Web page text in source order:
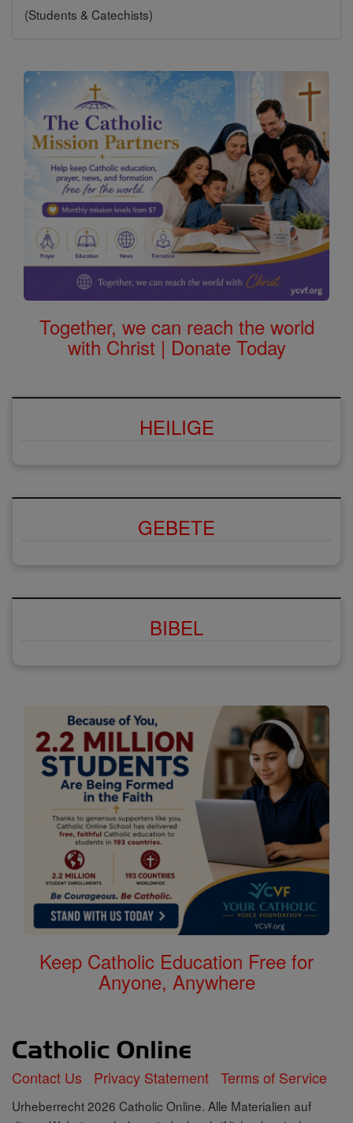
(Students & Catechists)
Together, we can reach the world
with Christ | Donate Today
HEILIGE
GEBETE
BIBEL
Keep Catholic Education Free for
Anyone, Anywhere
Contact Us Privacy Statement Terms of Service
Urheberrecht 2026 Catholic Online. Alle Materialien auf